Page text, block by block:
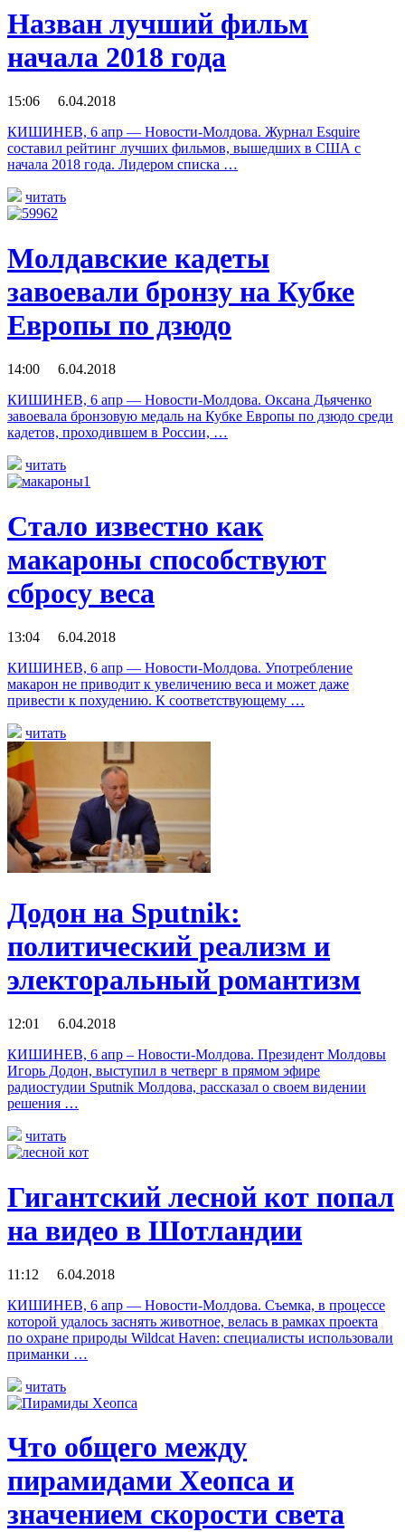
Назван лучший фильм
начала 2018 года
15:06 6.04.2018
КИШИНЕВ, 6 апр — Новости-Молдова. Журнал Esquire
составил рейтинг лучших фильмов, вышедших в США с
начала 2018 года. Лидером списка …
читать
Молдавские кадеты
завоевали бронзу на Кубке
Европы по дзюдо
14:00 6.04.2018
КИШИНЕВ, 6 апр — Новости-Молдова. Оксана Дьяченко
завоевала бронзовую медаль на Кубке Европы по дзюдо среди
кадетов, проходившем в России, …
читать
Стало известно как
макароны способствуют
сбросу веса
13:04 6.04.2018
КИШИНЕВ, 6 апр — Новости-Молдова. Употребление
макарон не приводит к увеличению веса и может даже
привести к похудению. К соответствующему …
читать
Додон на Sputnik:
политический реализм и
электоральный романтизм
12:01 6.04.2018
КИШИНЕВ, 6 апр – Новости-Молдова. Президент Молдовы
Игорь Додон, выступил в четверг в прямом эфире
радиостудии Sputnik Молдова, рассказал о своем видении
решения …
читать
Гигантский лесной кот попал
на видео в Шотландии
11:12 6.04.2018
КИШИНЕВ, 6 апр — Новости-Молдова. Съемка, в процессе
которой удалось заснять животное, велась в рамках проекта
по охране природы Wildcat Haven: специалисты использовали
приманки …
читать
Что общего между
пирамидами Хеопса и
значением скорости света